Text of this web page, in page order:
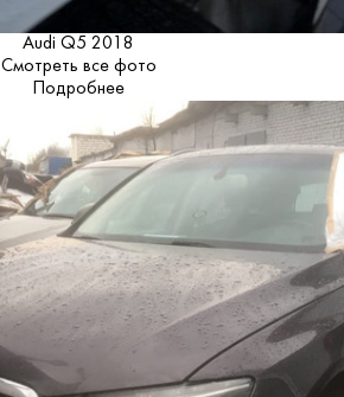
Audi Q5 2018
Смотреть все фото
Подробнее